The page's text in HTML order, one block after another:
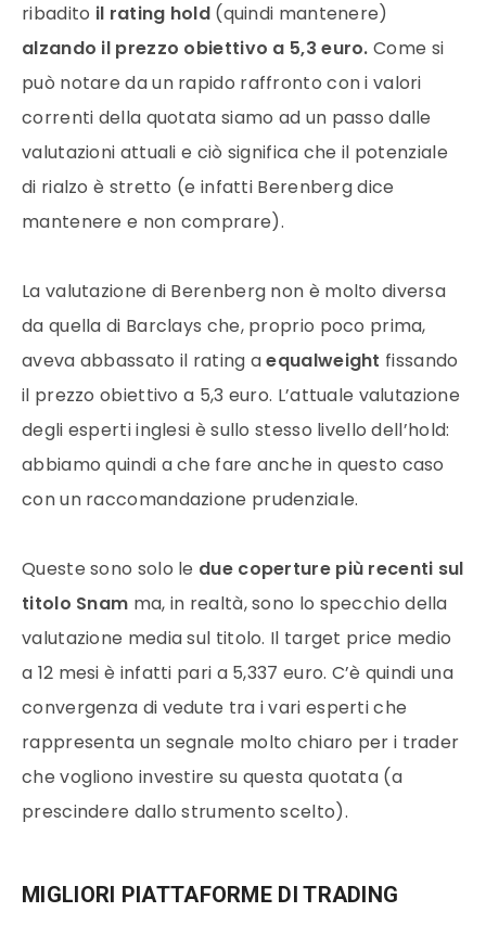
ribadito il rating hold (quindi mantenere)
alzando il prezzo obiettivo a 5,3 euro. Come si
può notare da un rapido raffronto con i valori
correnti della quotata siamo ad un passo dalle
valutazioni attuali e ciò significa che il potenziale
di rialzo è stretto (e infatti Berenberg dice
mantenere e non comprare).
La valutazione di Berenberg non è molto diversa
da quella di Barclays che, proprio poco prima,
aveva abbassato il rating aequalweight fissando
il prezzo obiettivo a 5,3 euro. L’attuale valutazione
degli esperti inglesi è sullo stesso livello dell’hold:
abbiamo quindi a che fare anche in questo caso
con un raccomandazione prudenziale.
Queste sono solo le due coperture più recenti sul
titolo Snam ma, in realtà, sono lo specchio della
valutazione media sul titolo. Il target price medio
a 12 mesi è infatti pari a 5,337 euro. C’è quindi una
convergenza di vedute tra i vari esperti che
rappresenta un segnale molto chiaro per i trader
che vogliono investire su questa quotata (a
prescindere dallo strumento scelto).
MIGLIORI PIATTAFORME DI TRADING